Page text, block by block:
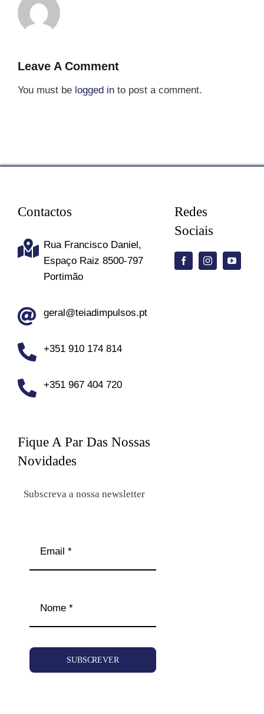
Leave A Comment
You must be logged in to post a comment.
Contactos
Rua Francisco Daniel,
Espaço Raiz 8500-797
Portimão
geral@teiadimpulsos.pt
+351 910 174 814
+351 967 404 720
Redes
Sociais
Fique A Par Das Nossas
Novidades
Subscreva a nossa newsletter
SUBSCREVER